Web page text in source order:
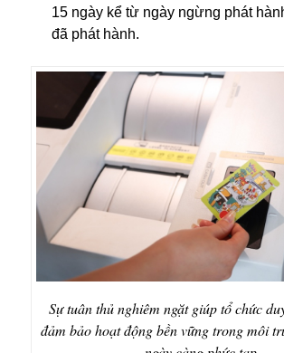
15 ngày kể từ ngày ngừng phát
đã phát hành.
Sự tuân thủ nghiêm ngặt giúp tổ chức
đảm bảo hoạt động bền vững trong môi